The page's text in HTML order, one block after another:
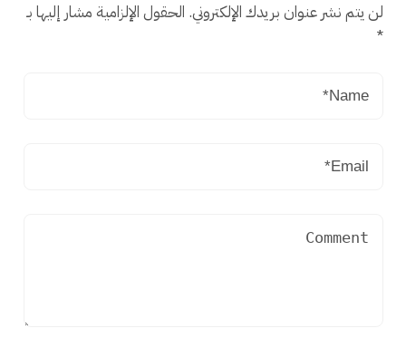
لن يتم نشر عنوان بريدك الإلكتروني. الحقول الإلزامية مشار إليها بـ
*